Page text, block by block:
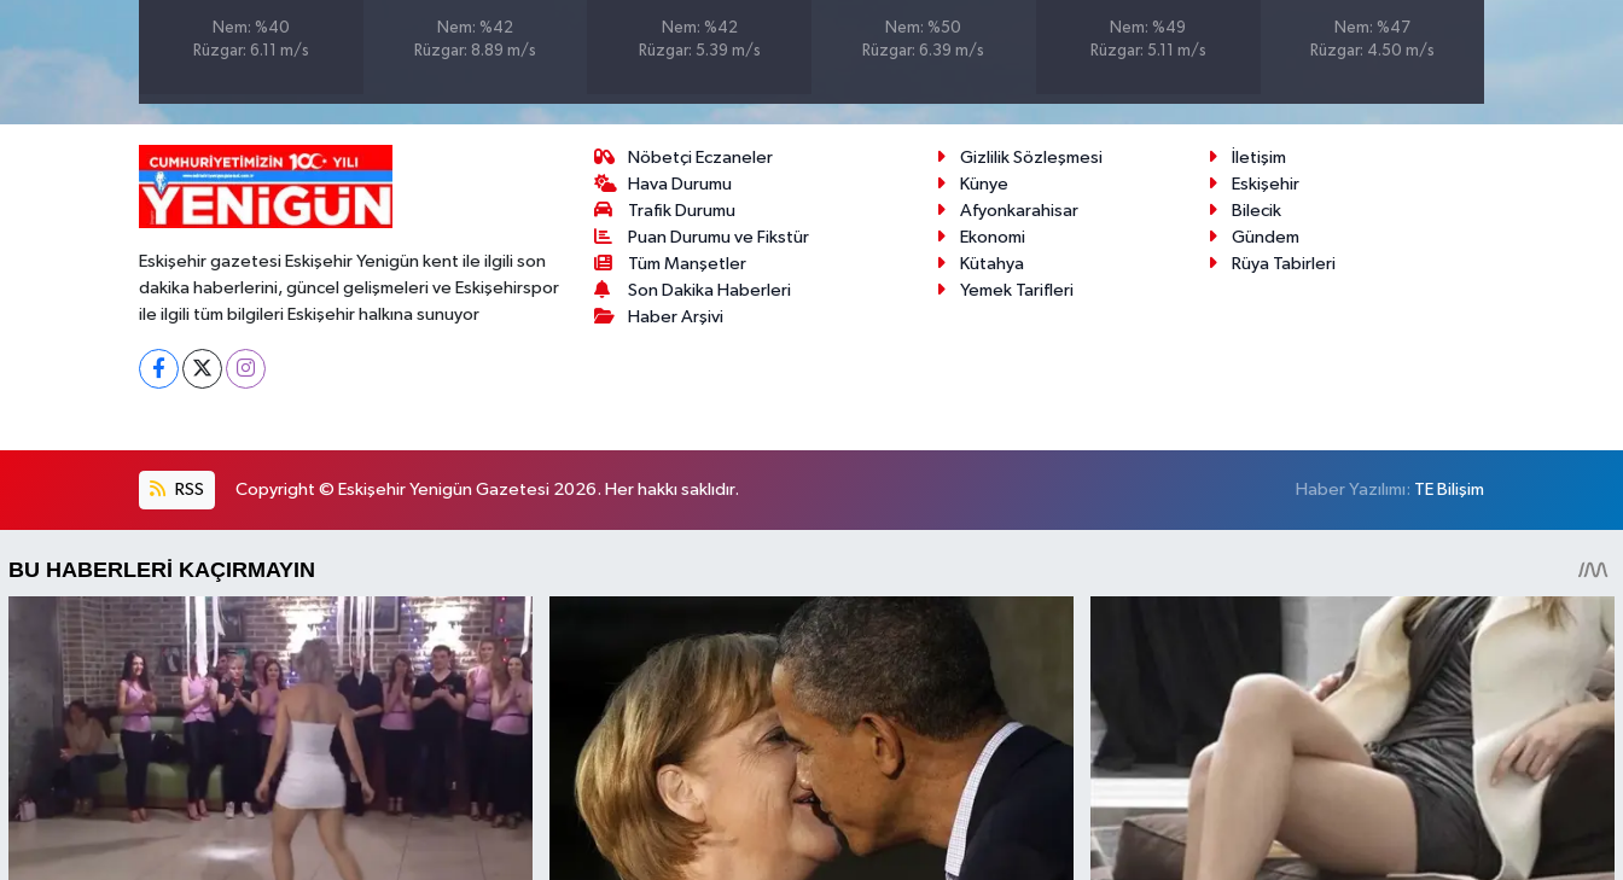
Nem: %40
Rüzgar: 6.11 m/s
Nem: %42
Rüzgar: 8.89 m/s
Nem: %42
Rüzgar: 5.39 m/s
Nem: %50
Rüzgar: 6.39 m/s
Nem: %49
Rüzgar: 5.11 m/s
Nem: %47
Rüzgar: 4.50 m/s
Eskişehir gazetesi Eskişehir Yenigün kent ile ilgili son
dakika haberlerini, güncel gelişmeleri ve Eskişehirspor
ile ilgili tüm bilgileri Eskişehir halkına sunuyor
Nöbetçi Eczaneler
Hava Durumu
Trafik Durumu
Puan Durumu ve Fikstür
Tüm Manşetler
Son Dakika Haberleri
Haber Arşivi
Gizlilik Sözleşmesi
İletişim
Künye
Eskişehir
Afyonkarahisar
Bilecik
Ekonomi
Gündem
Kütahya
Rüya Tabirleri
Yemek Tarifleri
RSS Copyright © Eskişehir Yenigün Gazetesi 2026. Her hakkı saklıdır. Haber Yazılımı: TE Bilişim